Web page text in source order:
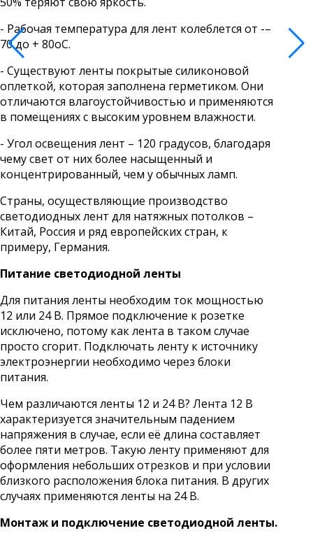
- Рабочая температура для лент колеблется от -–
70 до + 80oС.
- Существуют ленты покрытые силиконовой
оплеткой, которая заполнена герметиком. Они
отличаются влагоустойчивостью и применяются
в помещениях с высоким уровнем влажности.
- Угол освещения лент – 120 градусов, благодаря
чему свет от них более насыщенный и
концентрированный, чем у обычных ламп.
Страны, осуществляющие производство
светодиодных лент для натяжных потолков –
Китай, Россия и ряд европейских стран, к
примеру, Германия.
Питание светодиодной ленты
Для питания ленты необходим ток мощностью
12 или 24 В. Прямое подключение к розетке
исключено, потому как лента в таком случае
просто сгорит. Подключать ленту к источнику
электроэнергии необходимо через блоки
питания.
Чем различаются ленты 12 и 24 В? Лента 12 В
характеризуется значительным падением
напряжения в случае, если её длина составляет
более пяти метров. Такую ленту применяют для
оформления небольших отрезков и при условии
близкого расположения блока питания. В других
случаях применяются ленты на 24 В.
Монтаж и подключение светодиодной ленты.